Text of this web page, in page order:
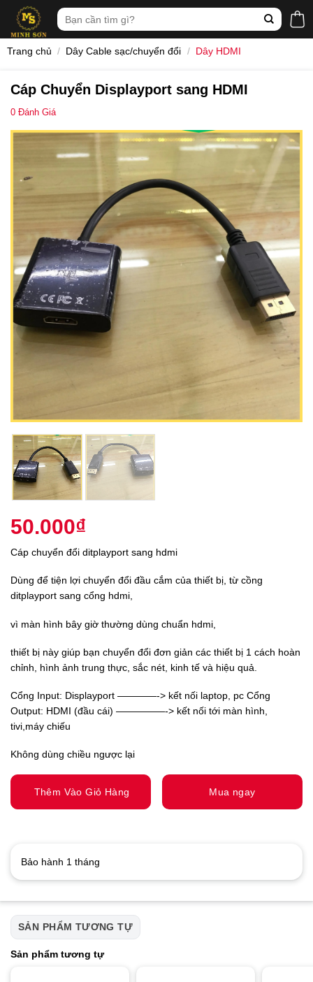
content
Tìm
kiếm:
Trang chủ / Dây Cable sạc/chuyển đổi / Dây HDMI
Cáp Chuyển Displayport sang HDMI
0 Đánh Giá
50.000₫
Cáp chuyển đổi ditplayport sang hdmi
Dùng để tiện lợi chuyển đổi đầu cắm của thiết bị, từ cồng
ditplayport sang cổng hdmi,
vì màn hình bây giờ thường dùng chuẩn hdmi,
thiết bị này giúp bạn chuyển đổi đơn giản các thiết bị 1 cách hoàn
chỉnh, hình ảnh trung thực, sắc nét, kinh tế và hiệu quả.
Cổng Input: Displayport ————-> kết nối laptop, pc Cổng
Output: HDMI (đầu cái) —————-> kết nối tới màn hình,
tivi,máy chiếu
Không dùng chiều ngược lại
Thêm Vào Giỏ Hàng Mua ngay
Bảo hành 1 tháng
SẢN PHẨM TƯƠNG TỰ
Sản phẩm tương tự